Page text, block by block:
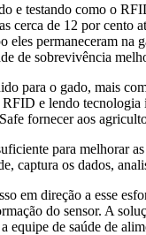
e testando como o
cerca de 12 por cento
permaneceram na
de sobrevivência
para o gado, mais
e lendo
fornecer aos
para melhorar
captura os dados,
em direção a esse
do sensor. A
equipe de saúde de